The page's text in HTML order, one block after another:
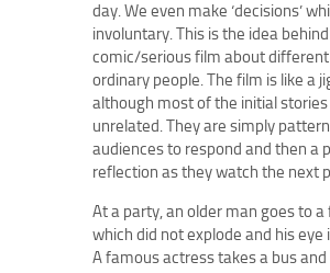
day. We even make ‘decisions’
involuntary. This is the idea
comic/serious film about
ordinary people. The film is like a
although most of the initial stories
unrelated. They are simply
audiences to respond and then a
reflection as they watch the next
At a party, an older man goes to
which did not explode and his eye
A famous actress takes a bus and